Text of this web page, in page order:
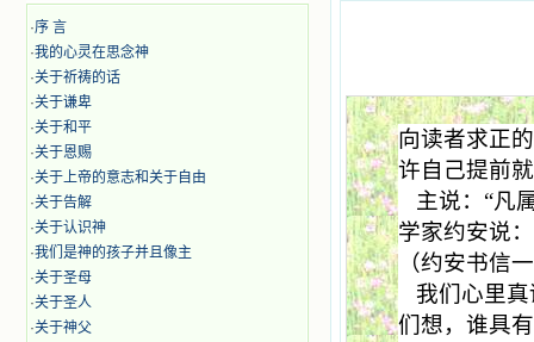
·序 言
·我的心灵在思念神
·关于祈祷的话
·关于谦卑
·关于和平
·关于恩赐
·关于上帝的意志和关于自由
·关于告解
·关于认识神
·我们是神的孩子并且像主
·关于圣母
·关于圣人
·关于神父
向读者求正
许自己提前
主说：“凡
学家约安说
（约安书信
我们心里
们想，谁具